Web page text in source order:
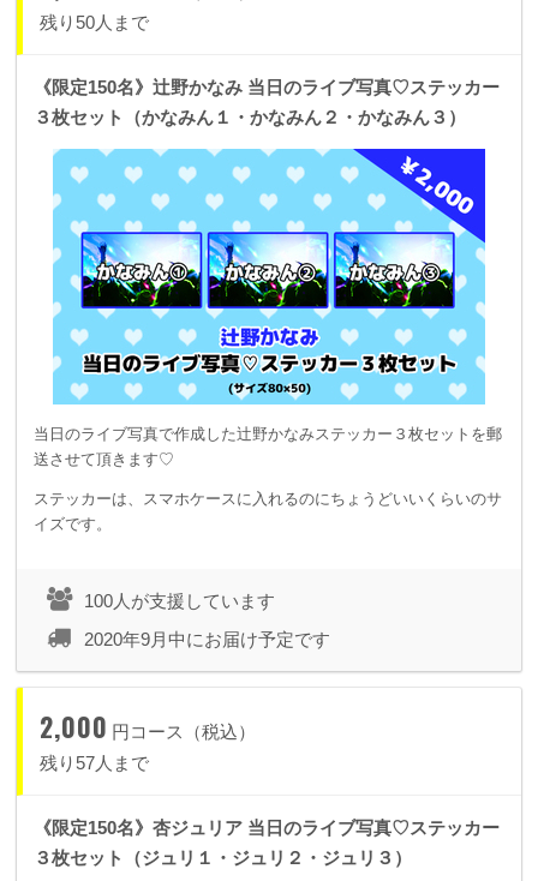
残り50人まで
《限定150名》辻野かなみ 当日のライブ写真♡ステッカー
３枚セット（かなみん１・かなみん２・かなみん３）
当日のライブ写真で作成した辻野かなみステッカー３枚セットを郵
送させて頂きます♡
ステッカーは、スマホケースに入れるのにちょうどいいくらいのサ
イズです。
100人が支援しています
2020年9月中にお届け予定です
2,000 円コース（税込）
残り57人まで
《限定150名》杏ジュリア 当日のライブ写真♡ステッカー
３枚セット（ジュリ１・ジュリ２・ジュリ３）